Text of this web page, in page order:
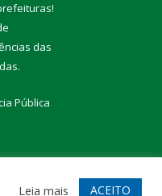
!
das
Pública
Webmail
Leia mais ACEITO